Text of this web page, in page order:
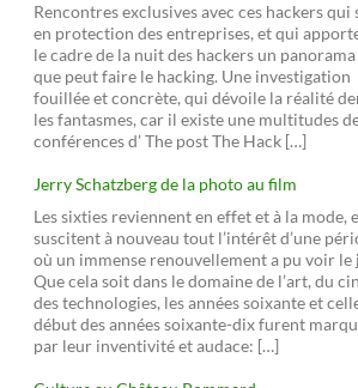
Rencontres exclusives avec ces hackers qui
en protection des entreprises, et qui
le cadre de la nuit des hackers un panorama
que peut faire le hacking. Une investigation
fouillée et concrète, qui dévoile la réalité
les fantasmes, car il existe une multitudes
conférences d’ The post The Hack […]
Jerry Schatzberg de la photo au film
Les sixties reviennent en effet et à la mode,
suscitent à nouveau tout l’intérêt d’une
où un immense renouvellement a pu voir le
Que cela soit dans le domaine de l’art, du
des technologies, les années soixante et
début des années soixante-dix furent
par leur inventivité et audace: […]